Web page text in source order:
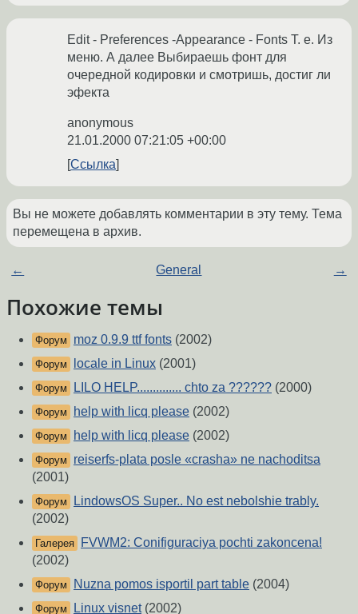
Edit - Preferences -Appearance - Fonts Т. е. Из
меню. А далее Выбираешь фонт для
очередной кодировки и смотришь, достиг ли
эфекта
anonymous
21.01.2000 07:21:05 +00:00
Ссылка
Вы не можете добавлять комментарии в эту тему. Тема
перемещена в архив.
← General →
Похожие темы
Форум moz 0.9.9 ttf fonts (2002)
Форум locale in Linux (2001)
Форум LILO HELP.............. chto za ?????? (2000)
Форум help with licq please (2002)
Форум help with licq please (2002)
Форум
reiserfs-plata posle «crasha» ne nachoditsa
(2001)
Форум
LindowsOS Super.. No est nebolshie trably.
(2002)
Галерея
FVWM2: Conifiguraciya pochti zakoncena!
(2002)
Форум Nuzna pomos isportil part table (2004)
Форум Linux visnet(2002)